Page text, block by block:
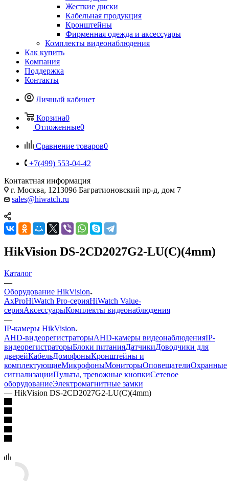
Жесткие диски
Кабельная продукция
Кронштейны
Фирменная одежда и аксессуары
Комплекты видеонаблюдения
Как купить
Компания
Поддержка
Контакты
Личный кабинет
Корзина0
Отложенные0
Сравнение товаров0
+7(499) 553-04-42
Контактная информация
г. Москва, 121309б Багратионовский пр-д, дом 7
sales@hiwatch.ru
HikVision DS-2CD2027G2-LU(C)(4mm)
Каталог
—
Оборудование HikVision
AxProHiWatch Pro-серияHiWatch Value-
серияАксессуарыКомплекты видеонаблюдения
—
IP-камеры HikVision
AHD-видеорегистраторыAHD-камеры видеонаблюденияIP-
видеорегистраторыБлоки питанияДатчикиДоводчики для
дверейКабельДомофоныКронштейны и
комплектующиеМикрофоныМониторыОповещателиОхранные
сигнализацииПульты, тревожные кнопкиСетевое
оборудованиеЭлектромагнитные замки
— HikVision DS-2CD2027G2-LU(C)(4mm)